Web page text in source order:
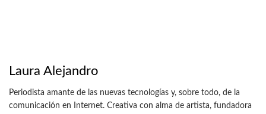
Laura Alejandro
Periodista amante de las nuevas tecnologías y, sobre todo, de la
comunicación en Internet. Creativa con alma de artista, fundadora